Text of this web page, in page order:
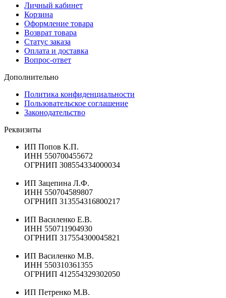
Личный кабинет
Корзина
Оформление товара
Возврат товара
Статус заказа
Оплата и доставка
Вопрос-ответ
Дополнительно
Политика конфиденциальности
Пользовательское соглашение
Законодательство
Реквизиты
ИП Попов К.П.
ИНН 550700455672
ОГРНИП 308554334000034
ИП Зацепина Л.Ф.
ИНН 550704589807
ОГРНИП 313554316800217
ИП Василенко Е.В.
ИНН 550711904930
ОГРНИП 317554300045821
ИП Василенко М.В.
ИНН 550310361355
ОГРНИП 412554329302050
ИП Петренко М.В.